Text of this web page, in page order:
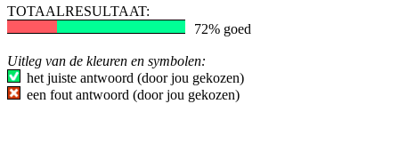
TOTAALRESULTAAT:
72% goed
Uitleg van de kleuren en symbolen:
het juiste antwoord (door jou gekozen)
een fout antwoord (door jou gekozen)